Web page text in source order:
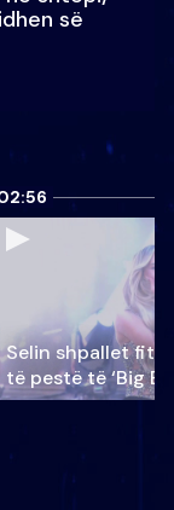
së
Selin shpallet
të pestë të ‘Big